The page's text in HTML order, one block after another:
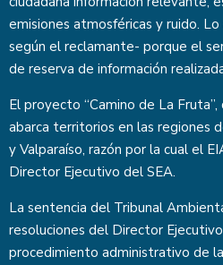
emisiones atmosféricas y ruido.
según el reclamante- porque el
de reserva de información
El proyecto “Camino de La
abarca territorios en las regiones
y Valparaíso, razón por la cual el
Director Ejecutivo del SEA.
La sentencia del Tribunal
resoluciones del Director
procedimiento administrativo de